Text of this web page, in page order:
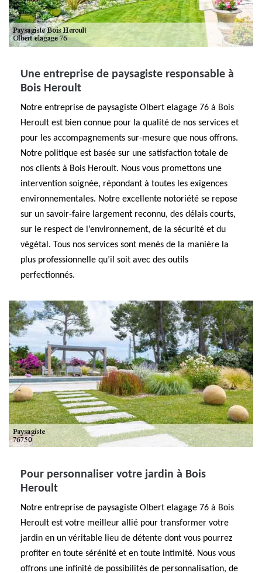
Une entreprise de paysagiste responsable à
Bois Heroult
Notre entreprise de paysagiste Olbert elagage 76 à Bois
Heroult est bien connue pour la qualité de nos services et
pour les accompagnements sur-mesure que nous offrons.
Notre politique est basée sur une satisfaction totale de
nos clients à Bois Heroult. Nous vous promettons une
intervention soignée, répondant à toutes les exigences
environnementales. Notre excellente notoriété se repose
sur un savoir-faire largement reconnu, des délais courts,
sur le respect de l’environnement, de la sécurité et du
végétal. Tous nos services sont menés de la manière la
plus professionnelle qu’il soit avec des outils
perfectionnés.
Pour personnaliser votre jardin à Bois
Heroult
Notre entreprise de paysagiste Olbert elagage 76 à Bois
Heroult est votre meilleur allié pour transformer votre
jardin en un véritable lieu de détente dont vous pourrez
profiter en toute sérénité et en toute intimité. Nous vous
offrons une infinité de possibilités de personnalisation, de